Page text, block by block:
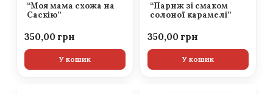
“Моя мама схожа на
Саскію”
350,00
У кошик
“Париж зі смаком
солоної карамелі”
350,00
У кошик